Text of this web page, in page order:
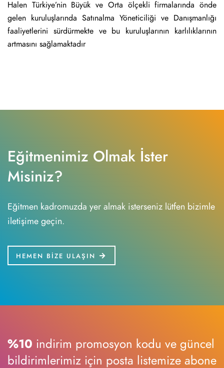
Halen Türkiye’nin Büyük ve Orta ölçekli firmalarında önde
gelen kuruluşlarında Satınalma Yöneticiliği ve Danışmanlığı
faaliyetlerini sürdürmekte ve bu kuruluşlarının karlılıklarının
artmasını sağlamaktadır
Eğitmenimiz Olmak İster
Misiniz?
Eğitmen kadromuzda yer almak isterseniz lütfen bizimle
iletişime geçin.
HEMEN BİZE ULAŞIN
%10 indirim promosyon kodu ve güncel
bildirimlerimiz için posta listemize abone